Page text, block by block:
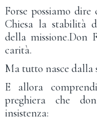
Forse possiamo
Chiesa la stabilità
della missione.Don
carità.
Ma tutto nasce dalla
E allora
preghiera che
insistenza: